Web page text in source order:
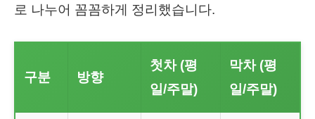
로 나누어 꼼꼼하게 정리했습니다.
구분 방향
첫차 (평
일/주말)
막차 (평
일/주말)